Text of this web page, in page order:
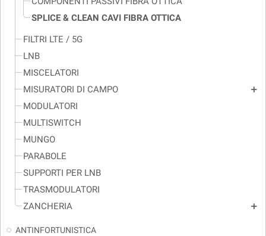
SPLICE & CLEAN CAVI FIBRA OTTICA
FILTRI LTE / 5G
LNB
MISCELATORI
MISURATORI DI CAMPO
add
MODULATORI
MULTISWITCH
MUNGO
PARABOLE
SUPPORTI PER LNB
TRASMODULATORI
ZANCHERIA
add
ANTINFORTUNISTICA